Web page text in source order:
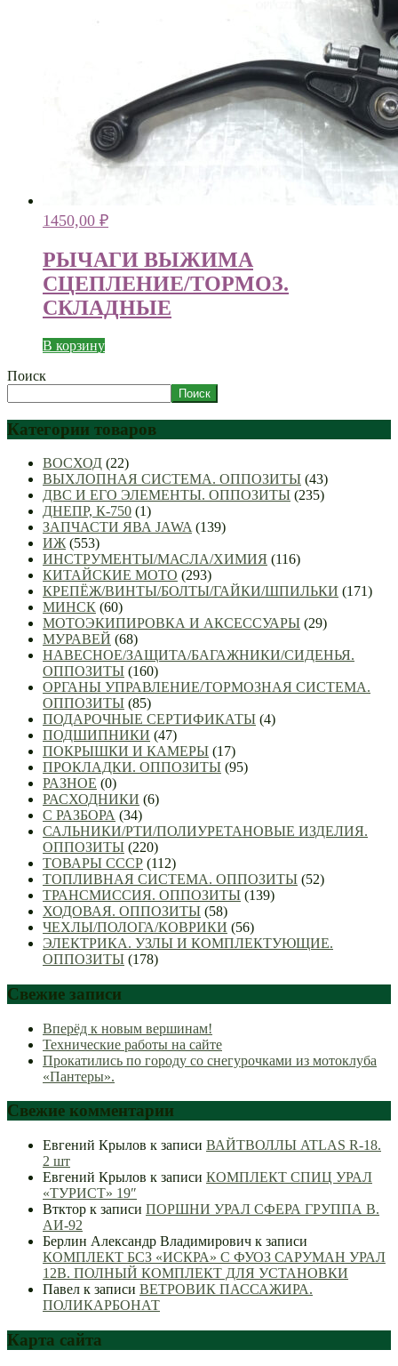
1450,00 ₽
РЫЧАГИ ВЫЖИМА
СЦЕПЛЕНИЕ/ТОРМОЗ.
СКЛАДНЫЕ
В корзину
Поиск
Поиск
Категории товаров
ВОСХОД (22)
ВЫХЛОПНАЯ СИСТЕМА. ОППОЗИТЫ (43)
ДВС И ЕГО ЭЛЕМЕНТЫ. ОППОЗИТЫ (235)
ДНЕПР, К-750 (1)
ЗАПЧАСТИ ЯВА JAWA (139)
ИЖ (553)
ИНСТРУМЕНТЫ/МАСЛА/ХИМИЯ (116)
КИТАЙСКИЕ МОТО (293)
КРЕПЁЖ/ВИНТЫ/БОЛТЫ/ГАЙКИ/ШПИЛЬКИ (171)
МИНСК (60)
МОТОЭКИПИРОВКА И АКСЕССУАРЫ (29)
МУРАВЕЙ (68)
НАВЕСНОЕ/ЗАЩИТА/БАГАЖНИКИ/СИДЕНЬЯ.
ОППОЗИТЫ (160)
ОРГАНЫ УПРАВЛЕНИЕ/ТОРМОЗНАЯ СИСТЕМА.
ОППОЗИТЫ (85)
ПОДАРОЧНЫЕ СЕРТИФИКАТЫ (4)
ПОДШИПНИКИ (47)
ПОКРЫШКИ И КАМЕРЫ (17)
ПРОКЛАДКИ. ОППОЗИТЫ (95)
РАЗНОЕ (0)
РАСХОДНИКИ (6)
С РАЗБОРА (34)
САЛЬНИКИ/РТИ/ПОЛИУРЕТАНОВЫЕ ИЗДЕЛИЯ.
ОППОЗИТЫ (220)
ТОВАРЫ СССР (112)
ТОПЛИВНАЯ СИСТЕМА. ОППОЗИТЫ (52)
ТРАНСМИССИЯ. ОППОЗИТЫ (139)
ХОДОВАЯ. ОППОЗИТЫ (58)
ЧЕХЛЫ/ПОЛОГА/КОВРИКИ (56)
ЭЛЕКТРИКА. УЗЛЫ И КОМПЛЕКТУЮЩИЕ.
ОППОЗИТЫ (178)
Свежие записи
Вперёд к новым вершинам!
Технические работы на сайте
Прокатились по городу со снегурочками из мотоклуба
«Пантеры».
Свежие комментарии
Евгений Крылов к записи ВАЙТВОЛЛЫ ATLAS R-18.
2 шт
Евгений Крылов к записи КОМПЛЕКТ СПИЦ УРАЛ
«ТУРИСТ» 19″
Втктор к записи ПОРШНИ УРАЛ СФЕРА ГРУППА В.
АИ-92
Берлин Александр Владимирович к записи
КОМПЛЕКТ БСЗ «ИСКРА» С ФУОЗ САРУМАН УРАЛ
12В. ПОЛНЫЙ КОМПЛЕКТ ДЛЯ УСТАНОВКИ
Павел к записи ВЕТРОВИК ПАССАЖИРА.
ПОЛИКАРБОНАТ
Карта сайта